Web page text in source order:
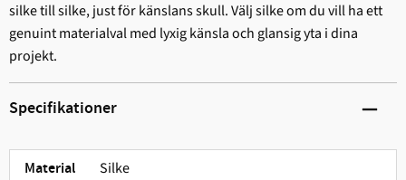
silke till silke, just för känslans skull. Välj silke om du vill ha ett
genuint materialval med lyxig känsla och glansig yta i dina
projekt.
Specifikationer
Material Silke